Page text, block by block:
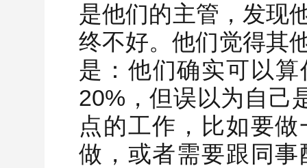
是他们的主管，发现
终不好。他们觉得其
是：他们确实可以
20%，但误以为自己
点的工作，比如要
做，或者需要跟同